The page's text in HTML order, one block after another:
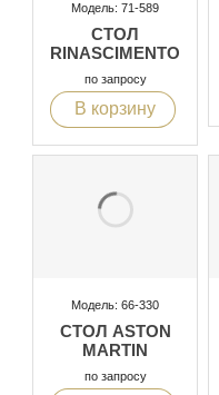
Модель: 71-589
СТОЛ
RINASCIMENTO
по запросу
В корзину
Модель: 66-330
СТОЛ ASTON
MARTIN
по запросу